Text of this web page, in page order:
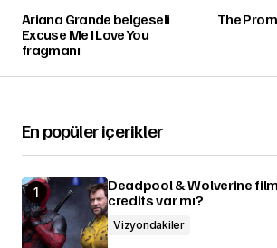
Ariana Grande belgeseli
Excuse Me I Love You
fragmanı
The
En popüler içerikler
Deadpool & Wolverine
credits var mı?
Vizyondakiler